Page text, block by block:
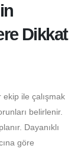
Dikkat
ile çalışmak
belirlenir.
Dayanıklı
göre